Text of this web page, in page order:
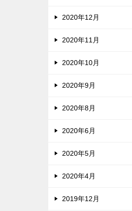
2020年12月
2020年11月
2020年10月
2020年9月
2020年8月
2020年6月
2020年5月
2020年4月
2019年12月